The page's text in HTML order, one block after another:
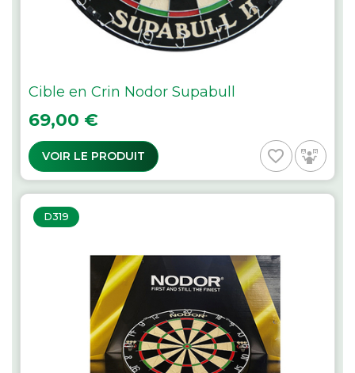
Cible en Crin Nodor Supabull
Prix
69,00 €
VOIR LE PRODUIT favorite_border
D319